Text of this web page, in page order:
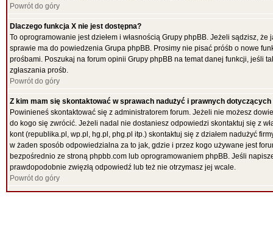
Powrót do góry
Dlaczego funkcja X nie jest dostępna?
To oprogramowanie jest dziełem i własnością Grupy phpBB. Jeżeli sądzisz,
sprawie ma do powiedzenia Grupa phpBB. Prosimy nie pisać próśb o nowe
prośbami. Poszukaj na forum opinii Grupy phpBB na temat danej funkcji, jeśli
zgłaszania prośb.
Powrót do góry
Z kim mam się skontaktować w sprawach nadużyć i prawnych
Powinieneś skontaktować się z administratorem forum. Jeżeli nie możesz
do kogo się zwrócić. Jeżeli nadal nie dostaniesz odpowiedzi skontaktuj się z
kont (republika.pl, wp.pl, hg.pl, phg.pl itp.) skontaktuj się z działem nadużyć
w żaden sposób odpowiedzialna za to jak, gdzie i przez kogo używane jest
bezpośrednio ze stroną phpbb.com lub oprogramowaniem phpBB. Jeśli
prawdopodobnie zwięzłą odpowiedź lub też nie otrzymasz jej wcale.
Powrót do góry